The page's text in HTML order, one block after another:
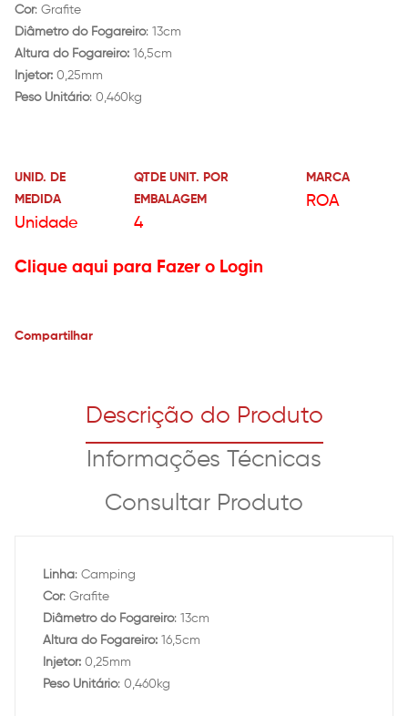
Cor: Grafite
Diâmetro do Fogareiro: 13cm
Altura do Fogareiro: 16,5cm
Injetor: 0,25mm
Peso Unitário: 0,460kg
UNID. DE
MEDIDA
Unidade
QTDE UNIT. POR
EMBALAGEM
4
MARCA
ROA
Clique aqui para Fazer o Login
Compartilhar
Descrição do Produto
Informações Técnicas
Consultar Produto
Linha: Camping
Cor: Grafite
Diâmetro do Fogareiro: 13cm
Altura do Fogareiro: 16,5cm
Injetor: 0,25mm
Peso Unitário: 0,460kg